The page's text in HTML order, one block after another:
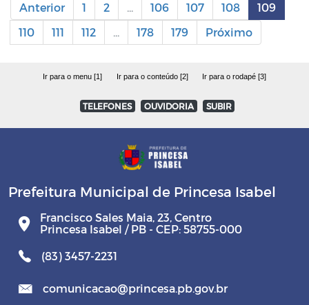
Anterior 1 2 ... 106 107 108
109
110
111 112 ... 178 179 Próximo
Ir para o menu [1] Ir para o conteúdo [2] Ir para o rodapé [3]
TELEFONES OUVIDORIA SUBIR
Prefeitura Municipal de Princesa Isabel
Francisco Sales Maia, 23, Centro
Princesa Isabel / PB - CEP: 58755-000
(83) 3457-2231
comunicacao@princesa.pb.gov.br